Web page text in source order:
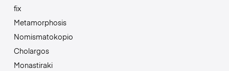
fix
Metamorphosis
Nomismatokopio
Cholargos
Monastiraki